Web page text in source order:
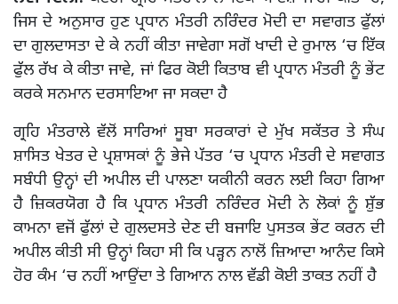
ਜਿਸ ਦੇ ਅਨੁਸਾਰ ਹੁਣ ਪ੍ਰਧਾਨ ਮੰਤਰੀ ਨਰਿੰਦਰ ਮੋਦੀ ਦਾ ਸਵਾਗਤ ਫੁੱਲਾਂ
ਦਾ ਗੁਲਦਾਸਤਾ ਦੇ ਕੇ ਨਹੀਂ ਕੀਤਾ ਜਾਵੇਗਾ ਸਗੋਂ ਖਾਦੀ ਦੇ ਰੁਮਾਲ ‘ਚ ਇੱਕ
ਫੁੱਲ ਰੱਖ ਕੇ ਕੀਤਾ ਜਾਵੇ, ਜਾਂ ਫਿਰ ਕੋਈ ਕਿਤਾਬ ਵੀ ਪ੍ਰਧਾਨ ਮੰਤਰੀ ਨੂੰ ਭੇਂਟ
ਕਰਕੇ ਸਨਮਾਨ ਦਰਸਾਇਆ ਜਾ ਸਕਦਾ ਹੈ
ਗ੍ਰਹਿ ਮੰਤਰਾਲੇ ਵੱਲੋਂ ਸਾਰਿਆਂ ਸੂਬਾ ਸਰਕਾਰਾਂ ਦੇ ਮੁੱਖ ਸਕੱਤਰ ਤੇ ਸੰਘ
ਸ਼ਾਸਿਤ ਖੇਤਰ ਦੇ ਪ੍ਰਸ਼ਾਸਕਾਂ ਨੂੰ ਭੇਜੇ ਪੱਤਰ ‘ਚ ਪ੍ਰਧਾਨ ਮੰਤਰੀ ਦੇ ਸਵਾਗਤ
ਸਬੰਧੀ ਉਨ੍ਹਾਂ ਦੀ ਅਪੀਲ ਦੀ ਪਾਲਣਾ ਯਕੀਨੀ ਕਰਨ ਲਈ ਕਿਹਾ ਗਿਆ
ਹੈ ਜ਼ਿਕਰਯੋਗ ਹੈ ਕਿ ਪ੍ਰਧਾਨ ਮੰਤਰੀ ਨਰਿੰਦਰ ਮੋਦੀ ਨੇ ਲੋਕਾਂ ਨੂੰ ਸ਼ੁੱਭ
ਕਾਮਨਾ ਵਜੋਂ ਫੁੱਲਾਂ ਦੇ ਗੁਲਦਸਤੇ ਦੇਣ ਦੀ ਬਜਾਇ ਪੁਸਤਕ ਭੇਂਟ ਕਰਨ ਦੀ
ਅਪੀਲ ਕੀਤੀ ਸੀ ਉਨ੍ਹਾਂ ਕਿਹਾ ਸੀ ਕਿ ਪੜ੍ਹਨ ਨਾਲੋਂ ਜ਼ਿਆਦਾ ਆਨੰਦ ਕਿਸੇ
ਹੋਰ ਕੰਮ ‘ਚ ਨਹੀਂ ਆਉਂਦਾ ਤੇ ਗਿਆਨ ਨਾਲ ਵੱਡੀ ਕੋਈ ਤਾਕਤ ਨਹੀਂ ਹੈ